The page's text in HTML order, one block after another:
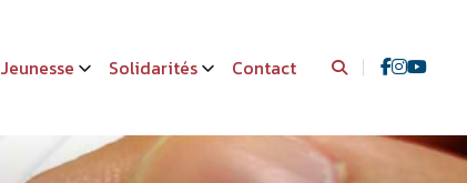
Jeunesse Solidarités Contact